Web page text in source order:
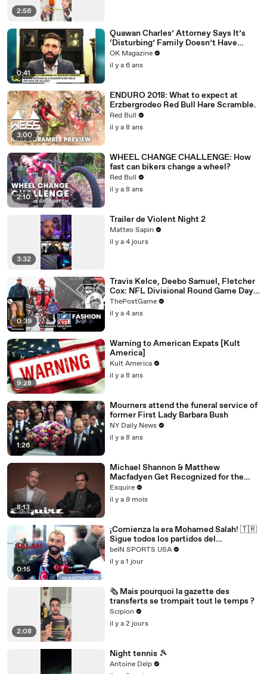
2:56
0:41
Quawan Charles’ Attorney Says It’s
‘Disturbing’ Family Doesn’t Have
Answers — Watch
OK Magazine
il y a 6 ans
3:00
ENDURO 2018: What to expect at
Erzbergrodeo Red Bull Hare Scramble.
Red Bull
il y a 8 ans
2:10
WHEEL CHANGE CHALLENGE: How
fast can bikers change a wheel?
Red Bull
il y a 8 ans
3:32
Trailer de Violent Night 2
Matteo Sapin
il y a 4 jours
0:39
Travis Kelce, Deebo Samuel, Fletcher
Cox: NFL Divisional Round Game Day
Fashion Winners
ThePostGame
il y a 4 ans
9:28
Warning to American Expats [Kult
America]
Kult America
il y a 8 ans
1:26
Mourners attend the funeral service of
former First Lady Barbara Bush
NY Daily News
il y a 8 ans
8:13
Michael Shannon & Matthew
Macfadyen Get Recognized for the
Wrong Roles | Inquiring Minds | Esquire
Esquire
il y a 9 mois
0:15
¡Comienza la era Mohamed Salah! 🇹🇷
Sigue todos los partidos del
Trabzonspor por beIN SPORTS
beIN SPORTS USA
il y a 1 jour
2:08
🗞️ Mais pourquoi la gazette des
transferts se trompait tout le temps ?
Scipion
il y a 2 jours
Night tennis 🎾
Antoine Delp